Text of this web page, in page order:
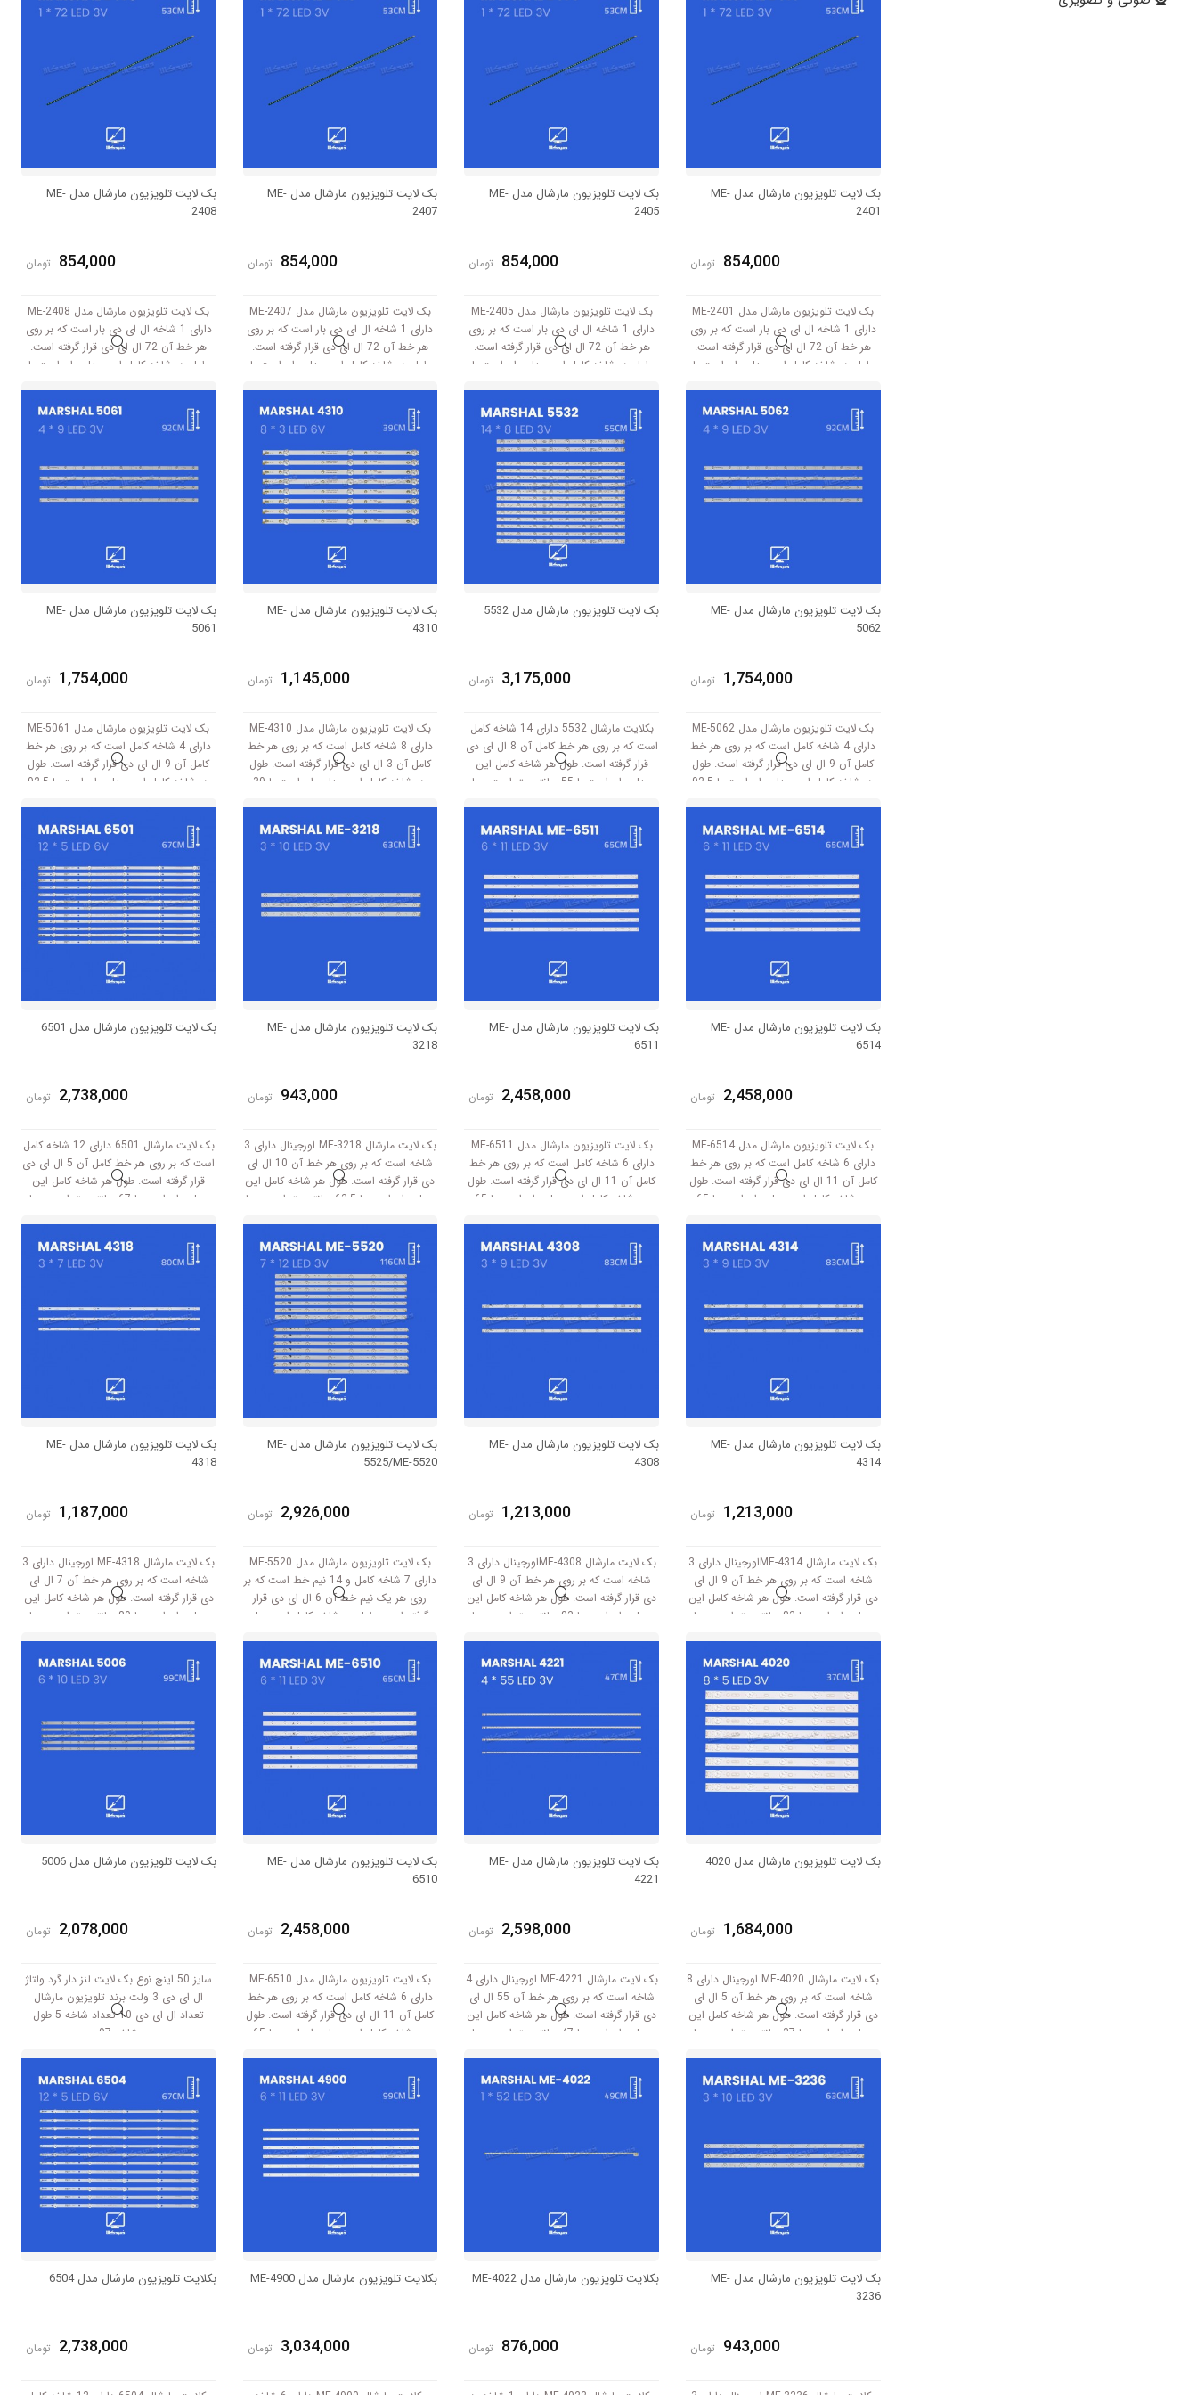
بک لایت تلویزیون مارشال مدل ME-
2401
854,000 تومان
بک لایت تلویزیون مارشال مدل ME-2401
دارای 1 شاخه ال ای دی بار است که بر روی
هر خط آن 72 ال ای دی قرار گرفته است.
طول هر شاخه کامل این مدل برابر است با
بک لایت تلویزیون مارشال مدل ME-
2405
854,000 تومان
بک لایت تلویزیون مارشال مدل ME-2405
دارای 1 شاخه ال ای دی بار است که بر روی
هر خط آن 72 ال ای دی قرار گرفته است.
طول هر شاخه کامل این مدل برابر است با
بک لایت تلویزیون مارشال مدل ME-
2407
854,000 تومان
بک لایت تلویزیون مارشال مدل ME-2407
دارای 1 شاخه ال ای دی بار است که بر روی
هر خط آن 72 ال ای دی قرار گرفته است.
طول هر شاخه کامل این مدل برابر است با
بک لایت تلویزیون مارشال مدل ME-
2408
854,000 تومان
بک لایت تلویزیون مارشال مدل ME-2408
دارای 1 شاخه ال ای دی بار است که بر روی
هر خط آن 72 ال ای دی قرار گرفته است.
طول هر شاخه کامل این مدل برابر است با
بک لایت تلویزیون مارشال مدل ME-
5062
1,754,000 تومان
بک لایت تلویزیون مارشال مدل ME-5062
دارای 4 شاخه کامل است که بر روی هر خط
کامل آن 9 ال ای دی قرار گرفته است. طول
هر شاخه کامل این مدل برابر است با 92.5
بک لایت تلویزیون مارشال مدل 5532
3,175,000 تومان
بکلایت مارشال 5532 دارای 14 شاخه کامل
است که بر روی هر خط کامل آن 8 ال ای دی
قرار گرفته است. طول هر شاخه کامل این
مدل برابر است با 55 سانتی متر است و با
بک لایت تلویزیون مارشال مدل ME-
4310
1,145,000 تومان
بک لایت تلویزیون مارشال مدل ME-4310
دارای 8 شاخه کامل است که بر روی هر خط
کامل آن 3 ال ای دی قرار گرفته است. طول
هر شاخه کامل این مدل برابر است با 39
بک لایت تلویزیون مارشال مدل ME-
5061
1,754,000 تومان
بک لایت تلویزیون مارشال مدل ME-5061
دارای 4 شاخه کامل است که بر روی هر خط
کامل آن 9 ال ای دی قرار گرفته است. طول
هر شاخه کامل این مدل برابر است با 92.5
بک لایت تلویزیون مارشال مدل ME-
6514
2,458,000 تومان
بک لایت تلویزیون مارشال مدل ME-6514
دارای 6 شاخه کامل است که بر روی هر خط
کامل آن 11 ال ای دی قرار گرفته است. طول
هر شاخه کامل این مدل برابر است با 65
بک لایت تلویزیون مارشال مدل ME-
6511
2,458,000 تومان
بک لایت تلویزیون مارشال مدل ME-6511
دارای 6 شاخه کامل است که بر روی هر خط
کامل آن 11 ال ای دی قرار گرفته است. طول
هر شاخه کامل این مدل برابر است با 65
بک لایت تلویزیون مارشال مدل ME-
3218
943,000 تومان
بک لایت مارشال ME-3218 اورجینال دارای 3
شاخه است که بر روی هر خط آن 10 ال ای
دی قرار گرفته است. طول هر شاخه کامل این
مدل برابر است با 63.5 سانتی متر است و با
بک لایت تلویزیون مارشال مدل 6501
2,738,000 تومان
بک لایت مارشال 6501 دارای 12 شاخه کامل
است که بر روی هر خط کامل آن 5 ال ای دی
قرار گرفته است. طول هر شاخه کامل این
مدل برابر است با 67 سانتی متر است و با
بک لایت تلویزیون مارشال مدل ME-
4314
1,213,000 تومان
بک لایت مارشال ME-4314اورجینال دارای 3
شاخه است که بر روی هر خط آن 9 ال ای
دی قرار گرفته است. طول هر شاخه کامل این
مدل برابر است با 83 سانتی متر است و با
بک لایت تلویزیون مارشال مدل ME-
4308
1,213,000 تومان
بک لایت مارشال ME-4308اورجینال دارای 3
شاخه است که بر روی هر خط آن 9 ال ای
دی قرار گرفته است. طول هر شاخه کامل این
مدل برابر است با 83 سانتی متر است و با
بک لایت تلویزیون مارشال مدل ME-
5525/ME-5520
2,926,000 تومان
بک لایت تلویزیون مارشال مدل ME-5520
دارای 7 شاخه کامل و 14 نیم خط است که بر
روی هر یک نیم خط آن 6 ال ای دی قرار
گرفته است. طول هر شاخه کامل این مدل
بک لایت تلویزیون مارشال مدل ME-
4318
1,187,000 تومان
بک لایت مارشال ME-4318 اورجینال دارای 3
شاخه است که بر روی هر خط آن 7 ال ای
دی قرار گرفته است. طول هر شاخه کامل این
مدل برابر است با 80 سانتی متر است و با
بک لایت تلویزیون مارشال مدل 4020
1,684,000 تومان
بک لایت مارشال ME-4020 اورجینال دارای 8
شاخه است که بر روی هر خط آن 5 ال ای
دی قرار گرفته است. طول هر شاخه کامل این
مدل برابر است با 37 سانتی متر است و با
بک لایت تلویزیون مارشال مدل ME-
4221
2,598,000 تومان
بک لایت مارشال ME-4221 اورجینال دارای 4
شاخه است که بر روی هر خط آن 55 ال ای
دی قرار گرفته است. طول هر شاخه کامل این
مدل برابر است با 47 سانتی متر است و با
بک لایت تلویزیون مارشال مدل ME-
6510
2,458,000 تومان
بک لایت تلویزیون مارشال مدل ME-6510
دارای 6 شاخه کامل است که بر روی هر خط
کامل آن 11 ال ای دی قرار گرفته است. طول
هر شاخه کامل این مدل برابر است با 65
بک لایت تلویزیون مارشال مدل 5006
2,078,000 تومان
سایز 50 اینچ نوع بک لایت لنز دار گرد ولتاژ
ال ای دی 3 ولت برند تلویزیون مارشال
تعداد ال ای دی 10 تعداد شاخه 5 طول
شاخه 97
بک لایت تلویزیون مارشال مدل ME-
3236
943,000 تومان
بکلایت تلویزیون مارشال مدل ME-4022
876,000 تومان
بکلایت تلویزیون مارشال مدل ME-4900
3,034,000 تومان
بکلایت تلویزیون مارشال مدل 6504
2,738,000 تومان